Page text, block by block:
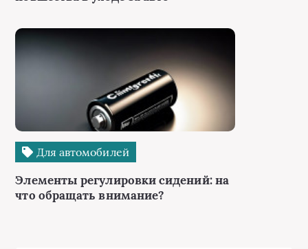
Для автомобилей
Элементы регулировки сидений: на
что обращать внимание?